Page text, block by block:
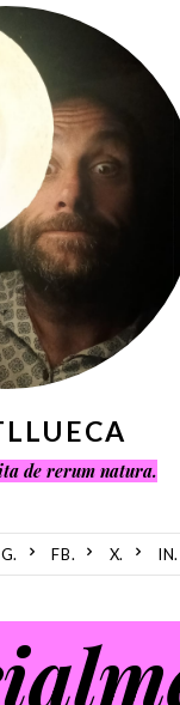
de rerum natura.
FB. X. IN.